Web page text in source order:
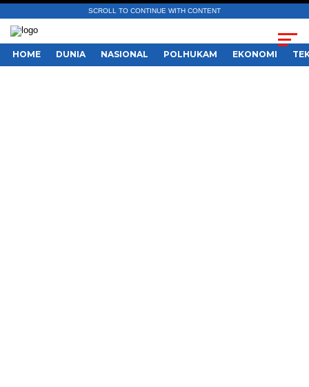
SCROLL TO CONTINUE WITH CONTENT
HOME DUNIA NASIONAL POLHUKAM EKONOMI